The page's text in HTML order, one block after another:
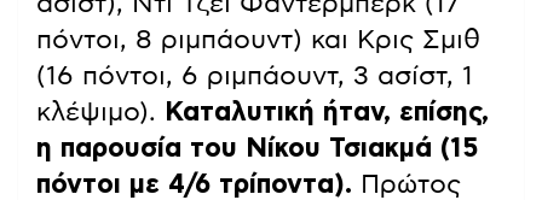
πόντοι, 8 ριμπάουντ) και Κρις Σμιθ
(16 πόντοι, 6 ριμπάουντ, 3 ασίστ, 1
κλέψιμο).
Καταλυτική ήταν, επίσης,
η παρουσία του Νίκου Τσιακμά (15
πόντοι με 4/6 τρίποντα). Πρώτος